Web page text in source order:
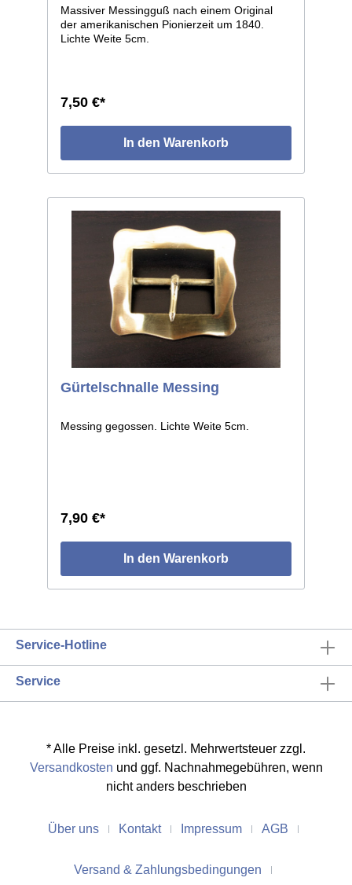
Massiver Messingguß nach einem Original
der amerikanischen Pionierzeit um 1840.
Lichte Weite 5cm.
7,50 €*
In den Warenkorb
Gürtelschnalle Messing
Messing gegossen. Lichte Weite 5cm.
7,90 €*
In den Warenkorb
Service-Hotline
Service
* Alle Preise inkl. gesetzl. Mehrwertsteuer zzgl.
Versandkosten und ggf. Nachnahmegebühren, wenn
nicht anders beschrieben
Über uns Kontakt Impressum AGB
Versand & Zahlungsbedingungen